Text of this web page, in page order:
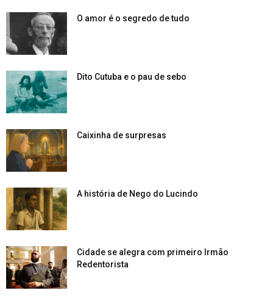
O amor é o segredo de tudo
Dito Cutuba e o pau de sebo
Caixinha de surpresas
A história de Nego do Lucindo
Cidade se alegra com primeiro Irmão
Redentorista